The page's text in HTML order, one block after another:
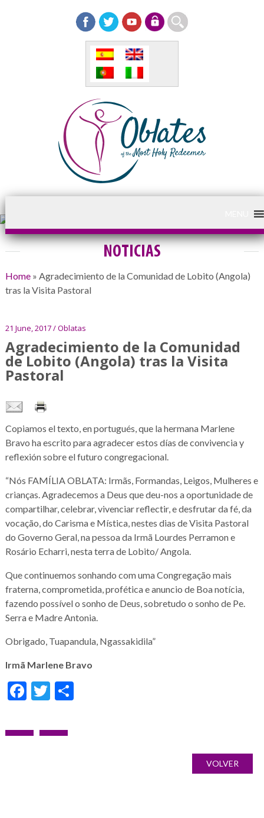
NOTICIAS
Home» Agradecimiento de la Comunidad de Lobito (Angola)
tras la Visita Pastoral
21 June, 2017 / Oblatas
Agradecimiento de la Comunidad
de Lobito (Angola) tras la Visita
Pastoral
Copiamos el texto, en portugués, que la hermana Marlene
Bravo ha escrito para agradecer estos días de convivencia y
reflexión sobre el futuro congregacional.
“Nós FAMÍLIA OBLATA: Irmãs, Formandas, Leigos, Mulheres e
crianças. Agradecemos a Deus que deu-nos a oportunidade de
compartilhar, celebrar, vivenciar reflectir, e desfrutar da fé, da
vocação, do Carisma e Mística, nestes dias de Visita Pastoral
do Governo Geral, na pessoa da Irmã Lourdes Perramon e
Rosário Echarri, nesta terra de Lobito/ Angola.
Que continuemos sonhando com uma Congregação mais
fraterna, comprometida, profética e anuncio de Boa notícia,
fazendo possível o sonho de Deus, sobretudo o sonho de Pe.
Serra e Madre Antonia.
Obrigado, Tuapandula, Ngassakidila”
Irmã Marlene Bravo
Facebook
Twitter
Share
PostPREVIOUS
NEXT
VOLVER